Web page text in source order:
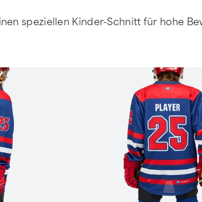
speziellen Kinder-Schnitt für hohe